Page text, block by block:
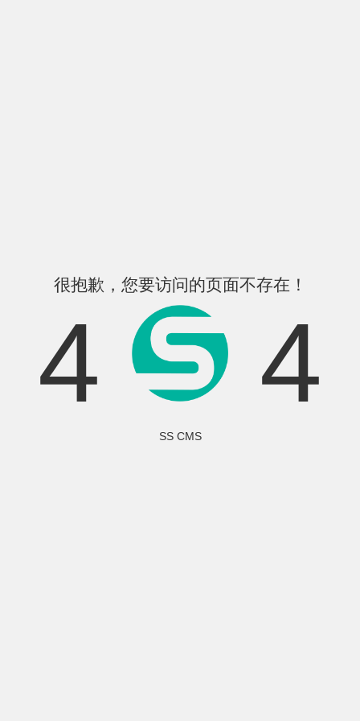
很抱歉，您要访问的页面不存在！
4 4
SS CMS